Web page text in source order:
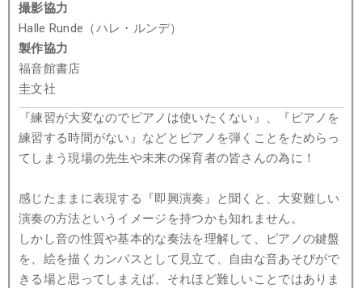
撮影協力
Halle Runde（ハレ・ルンデ）
製作協力
福音館書店
圭文社
『練習が大変なのでピアノは使いたくない』、『ピアノを
練習する時間がない』などとピアノを弾くことをためらっ
てしまう現場の先生や未来の保育者の皆さんの為に！
感じたままに表現する『即興演奏』と聞くと、大変難しい
演奏の方法というイメージを持つかも知れません。
しかし音の性質や基本的な奏法を理解して、ピアノの鍵盤
を、絵を描くカンバスとして見立て、自由な音あそびがで
きる場と思ってしまえば、それほど難しいことではありま